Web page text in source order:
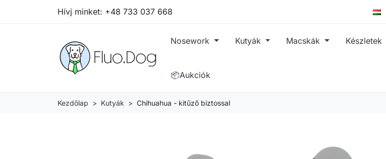
Hívj minket: +48 733 037 668
Nosework Kutyák Macskák Készletek
📦Aukciók
Kezdőlap Kutyák Chihuahua - kitűző biztossal